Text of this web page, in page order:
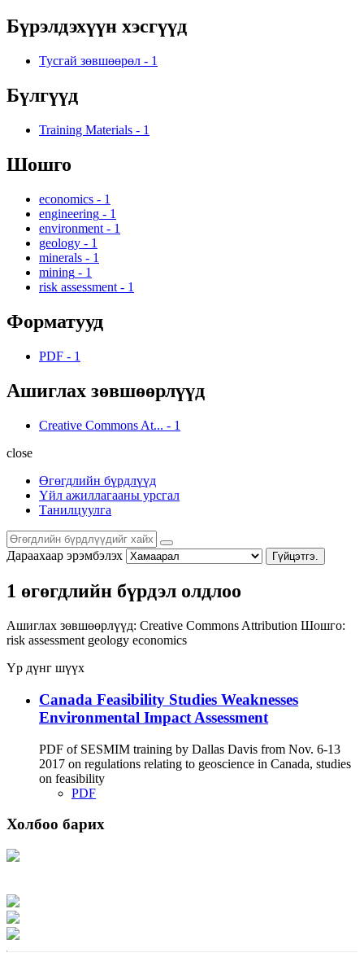
Бүрэлдэхүүн хэсгүүд
Тусгай зөвшөөрөл - 1
Бүлгүүд
Training Materials - 1
Шошго
economics - 1
engineering - 1
environment - 1
geology - 1
minerals - 1
mining - 1
risk assessment - 1
Форматууд
PDF - 1
Ашиглах зөвшөөрлүүд
Creative Commons At... - 1
close
Өгөгдлийн бүрдлүүд
Үйл ажиллагааны урсгал
Танилцуулга
Дараахаар эрэмбэлэх Гүйцэтгэ.
1 өгөгдлийн бүрдэл олдлоо
Ашиглах зөвшөөрлүүд: Creative Commons Attribution Шошго:
risk assessment geology economics
Үр дүнг шүүх
Canada Feasibility Studies Weaknesses
Environmental Impact Assessment
PDF of SESMIM training by Dallas Davis from Nov. 6-13
2017 on regulations relating to geoscience in Canada, studies
on feasibility
PDF
Холбоо барих